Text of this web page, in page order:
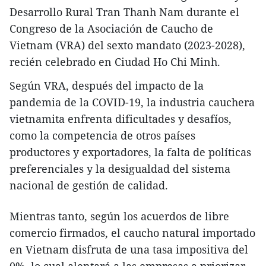
Desarrollo Rural Tran Thanh Nam durante el
Congreso de la Asociación de Caucho de
Vietnam (VRA) del sexto mandato (2023-2028),
recién celebrado en Ciudad Ho Chi Minh.
Según VRA, después del impacto de la
pandemia de la COVID-19, la industria cauchera
vietnamita enfrenta dificultades y desafíos,
como la competencia de otros países
productores y exportadores, la falta de políticas
preferenciales y la desigualdad del sistema
nacional de gestión de calidad.
Mientras tanto, según los acuerdos de libre
comercio firmados, el caucho natural importado
en Vietnam disfruta de una tasa impositiva del